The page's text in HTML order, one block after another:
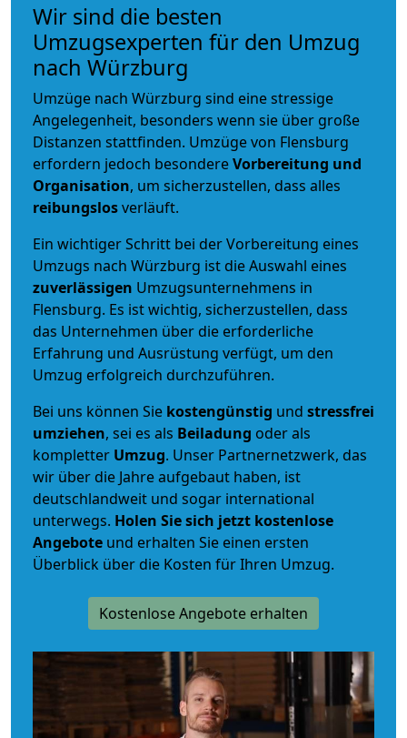
Wir sind die besten
Umzugsexperten für den Umzug
nach Würzburg
Umzüge nach Würzburg sind eine stressige
Angelegenheit, besonders wenn sie über große
Distanzen stattfinden. Umzüge von Flensburg
erfordern jedoch besondereVorbereitung und
Organisation, um sicherzustellen, dass alles
reibungslosverläuft.
Ein wichtiger Schritt bei der Vorbereitung eines
Umzugs nach Würzburg ist die Auswahl eines
zuverlässigen Umzugsunternehmens in
Flensburg. Es ist wichtig, sicherzustellen, dass
das Unternehmen über die erforderliche
Erfahrung und Ausrüstung verfügt, um den
Umzug erfolgreich durchzuführen.
Bei uns können Sie kostengünstig und stressfrei
umziehen, sei es als Beiladung oder als
kompletter Umzug. Unser Partnernetzwerk, das
wir über die Jahre aufgebaut haben, ist
deutschlandweit und sogar international
unterwegs. Holen Sie sich jetzt kostenlose
Angebote und erhalten Sie einen ersten
Überblick über die Kosten für Ihren Umzug.
Kostenlose Angebote erhalten